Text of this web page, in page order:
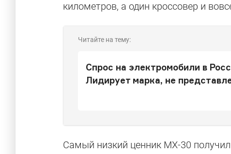
километров, а один кроссовер и
Читайте на тему:
Спрос на электромобили в
Лидирует марка, не
Самый низкий ценник MX-30